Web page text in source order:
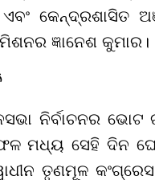
କେନ୍ଦ୍ରଶାସିତ
ଜ୍ଞାନେଶ କୁମାର।
ନିର୍ବାଚନର ଭୋଟ
ମଧ୍ୟ ସେହି ଦିନ
ତୃଣମୂଳ